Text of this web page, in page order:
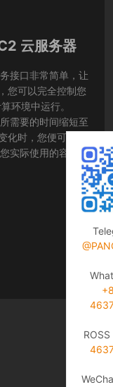
云服务器
接口非常简单，让
您可以完全控制您
环境中运行。
需要的时间缩短至
化时，您便可以快
实际使用的容量收
EC2 云服务器还为
排除常见故障情况